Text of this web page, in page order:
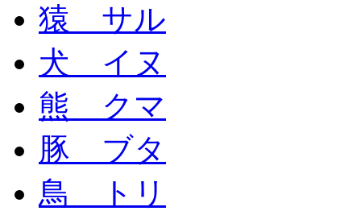
猿 サル
犬 イヌ
熊 クマ
豚 ブタ
鳥 トリ